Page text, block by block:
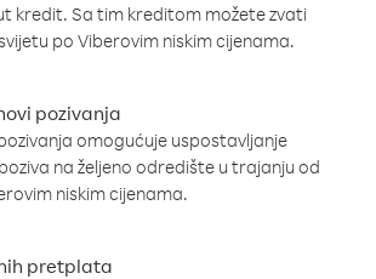
kredit. Sa tim kreditom možete zvati
po Viberovim niskim cijenama.
pozivanja
omogućuje uspostavljanje
na željeno odredište u trajanju od
niskim cijenama.
pretplata